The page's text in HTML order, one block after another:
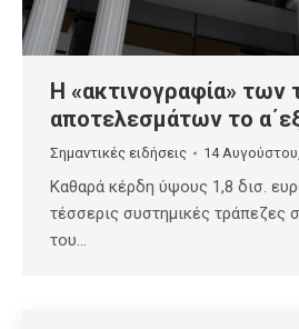
Η «ακτινογραφία» των
αποτελεσμάτων το
Σημαντικές ειδήσεις 14
Καθαρά κέρδη ύψους 1,8 δισ.
τέσσερις συστημικές τράπεζες
του…